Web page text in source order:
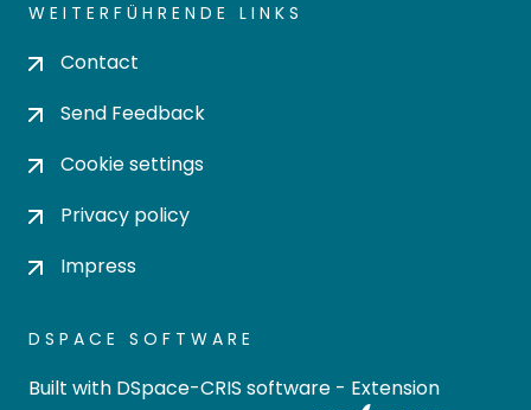
WEITERFÜHRENDE LINKS
Contact
Send Feedback
Cookie settings
Privacy policy
Impress
DSPACE SOFTWARE
Built with DSpace-CRIS software - Extension